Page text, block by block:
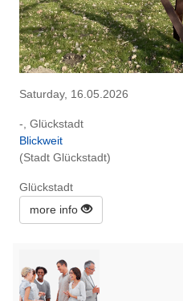
Saturday, 16.05.2026
-, Glückstadt
Blickweit
(Stadt Glückstadt)
Glückstadt
more info